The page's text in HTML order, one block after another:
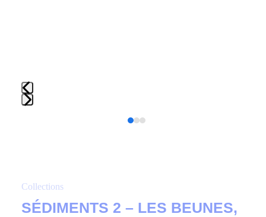
the
slide
Press
first
Collections
SÉDIMENTS 2 – LES BEUNES,